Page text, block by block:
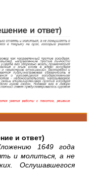
и ответ)
1649 года
и молиться, а не
Ослушавшегося